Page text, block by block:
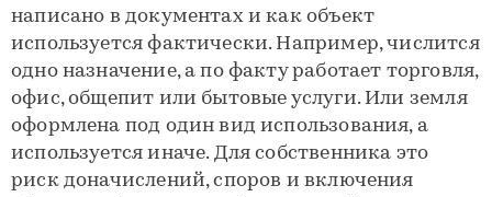
написано в документах и как объект
используется фактически. Например, числится
одно назначение, а по факту работает торговля,
офис, общепит или бытовые услуги. Или земля
оформлена под один вид использования, а
используется иначе. Для собственника это
риск доначислений, споров и включения